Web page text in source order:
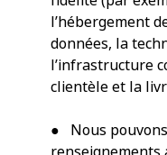
l’hébergement
données, la
l’infrastructure
clientèle et la
● Nous